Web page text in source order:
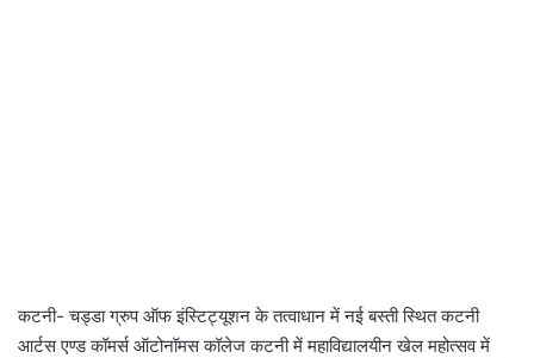
कटनी- चड्डा ग्रुप ऑफ इंस्टिट्यूशन के तत्वाधान में नई बस्ती स्थित कटनी
आर्टस एण्ड कॉमर्स ऑटोनॉमस कॉलेज कटनी में महाविद्यालयीन खेल महोत्सव में